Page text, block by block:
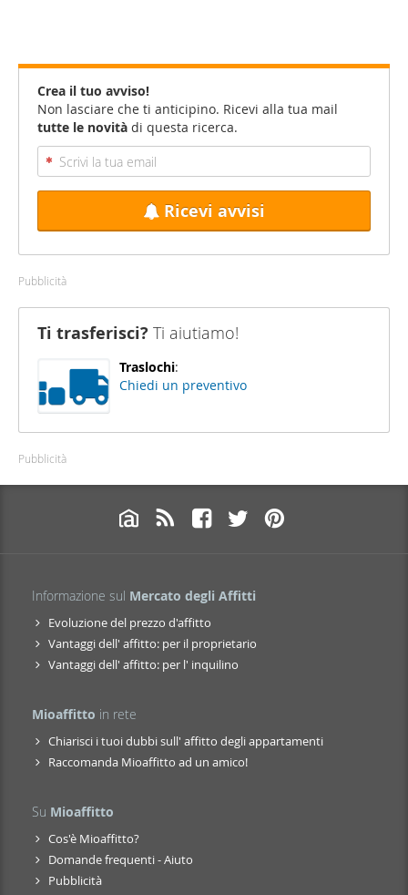
Crea il tuo avviso!
Non lasciare che ti anticipino. Ricevi alla tua mail
tutte le novità di questa ricerca.
Ricevi avvisi
Pubblicità
Ti trasferisci? Ti aiutiamo!
Traslochi:
Chiedi un preventivo
Pubblicità
Informazione sul Mercato degli Affitti
Evoluzione del prezzo d'affitto
Vantaggi dell' affitto: per il proprietario
Vantaggi dell' affitto: per l' inquilino
Mioaffitto in rete
Chiarisci i tuoi dubbi sull' affitto degli appartamenti
Raccomanda Mioaffitto ad un amico!
Su Mioaffitto
Cos'è Mioaffitto?
Domande frequenti - Aiuto
Pubblicità